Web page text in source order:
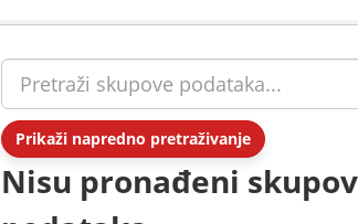
Prikaži napredno pretraživanje
Nisu pronađeni